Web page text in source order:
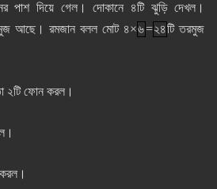
পাশ দিয়ে গেল। দোকানে ৪টি ঝুড়ি দেখল।
আছে। রমজান বলল মোট ৪×৬=২৪টি তরমুজ
২টি ফোন করল।